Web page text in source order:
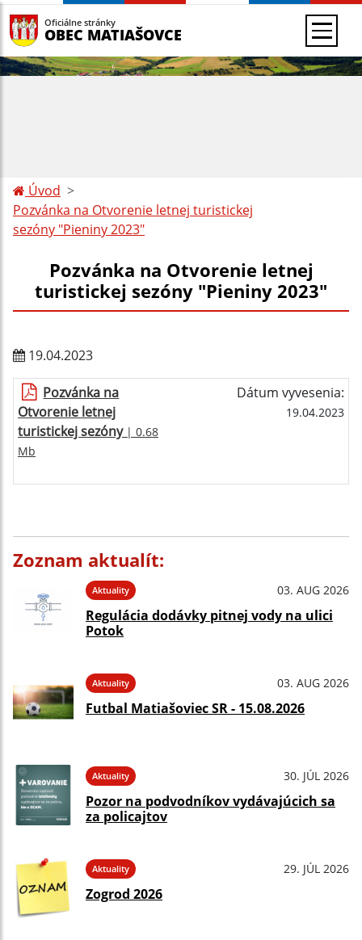
Oficiálne stránky
OBEC MATIAŠOVCE
Úvod
Pozvánka na Otvorenie letnej turistickej
sezóny "Pieniny 2023"
Pozvánka na Otvorenie letnej
turistickej sezóny "Pieniny 2023"
19.04.2023
Pozvánka na
Otvorenie letnej
turistickej sezóny| 0.68
Mb
Dátum vyvesenia:
19.04.2023
Zoznam aktualít:
Aktuality 03. AUG 2026
Regulácia dodávky pitnej vody na ulici
Potok
Aktuality 03. AUG 2026
Futbal Matiašoviec SR - 15.08.2026
Aktuality 30. JÚL 2026
Pozor na podvodníkov vydávajúcich sa
za policajtov
Aktuality 29. JÚL 2026
Zogrod 2026